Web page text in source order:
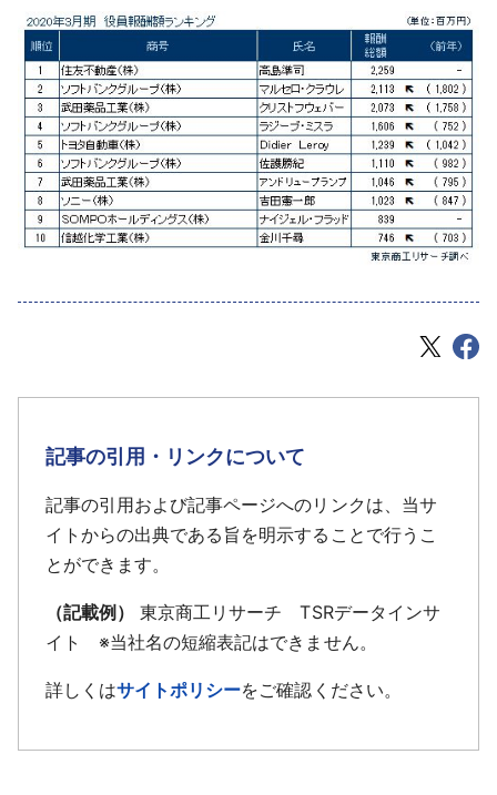
記事の引用・リンクについて
記事の引用および記事ページへのリンクは、当サ
イトからの出典である旨を明示することで行うこ
とができます。
（記載例）
東京商工リサーチ TSRデータインサ
イト ※当社名の短縮表記はできません。
詳しくはサイトポリシーをご確認ください。